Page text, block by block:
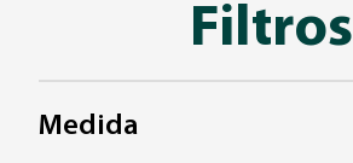
Filtros
Medida